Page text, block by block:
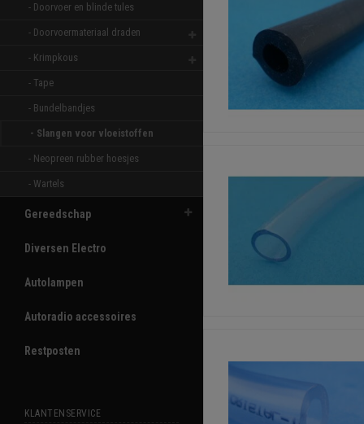
- Doorvoer en blinde tules
- Doorvoermateriaal draden
- Krimpkous
- Tape
- Bundelbandjes
- Slangen voor vloeistoffen
- Neopreen rubber hoesjes
- Wartels
Gereedschap
Diversen Electro
Autolampen
Autoradio accessoires
Restposten
KLANTENSERVICE